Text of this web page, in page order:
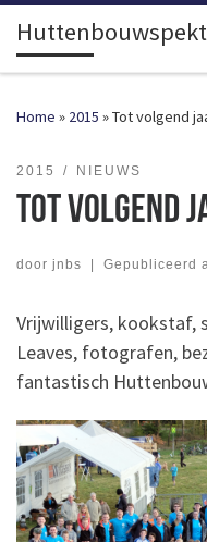
Ga naar inhoud
Home » 2015 »Tot volgend
2015 NIEUWS
Tot volgend
door jnbs | Gepubliceerd
Vrijwilligers, kookstaf,
Leaves, fotografen,
fantastisch